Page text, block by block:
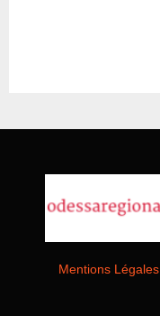
Mentions Légales